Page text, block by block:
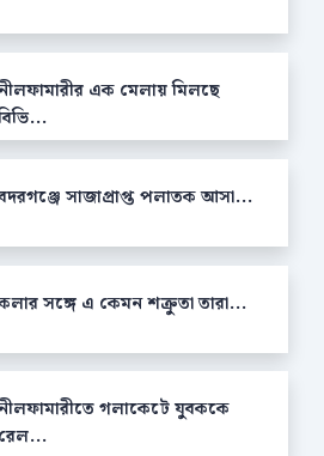
এক মেলায় মিলছে
সাজাপ্রাপ্ত পলাতক আসা...
সঙ্গে এ কেমন শক্রুতা তারা...
গলাকেটে যুবককে
রেল...